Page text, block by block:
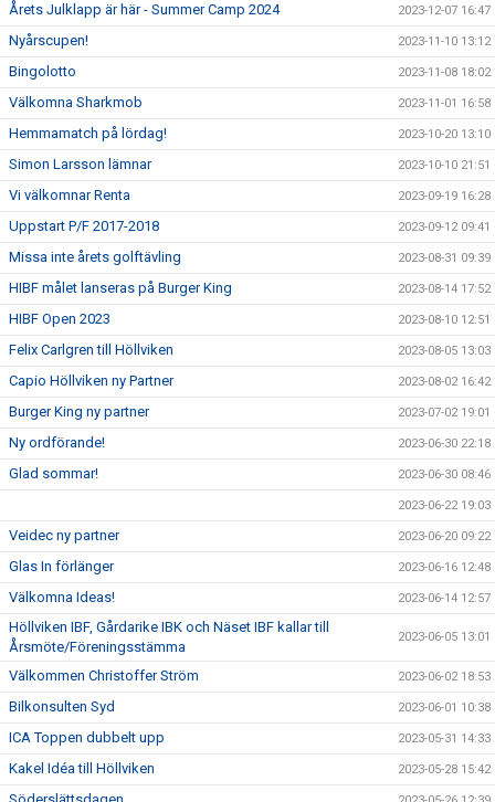
Årets Julklapp är här - Summer Camp 2024 2023-12-07 16:47
Nyårscupen! 2023-11-10 13:12
Bingolotto 2023-11-08 18:02
Välkomna Sharkmob 2023-11-01 16:58
Hemmamatch på lördag! 2023-10-20 13:10
Simon Larsson lämnar 2023-10-10 21:51
Vi välkomnar Renta 2023-09-19 16:28
Uppstart P/F 2017-2018 2023-09-12 09:41
Missa inte årets golftävling 2023-08-31 09:39
HIBF målet lanseras på Burger King 2023-08-14 17:52
HIBF Open 2023 2023-08-10 12:51
Felix Carlgren till Höllviken 2023-08-05 13:03
Capio Höllviken ny Partner 2023-08-02 16:42
Burger King ny partner 2023-07-02 19:01
Ny ordförande! 2023-06-30 22:18
Glad sommar! 2023-06-30 08:46
2023-06-22 19:03
Veidec ny partner 2023-06-20 09:22
Glas In förlänger 2023-06-16 12:48
Välkomna Ideas! 2023-06-14 12:57
Höllviken IBF, Gårdarike IBK och Näset IBF kallar till
Årsmöte/Föreningsstämma
2023-06-05 13:01
Välkommen Christoffer Ström 2023-06-02 18:53
Bilkonsulten Syd 2023-06-01 10:38
ICA Toppen dubbelt upp 2023-05-31 14:33
Kakel Idéa till Höllviken 2023-05-28 15:42